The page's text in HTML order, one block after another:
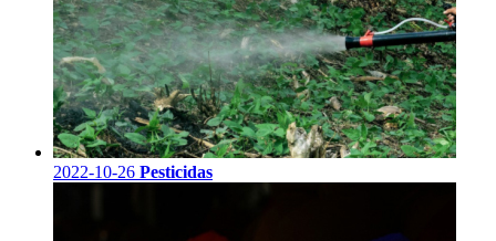
2022-10-26 Pesticidas